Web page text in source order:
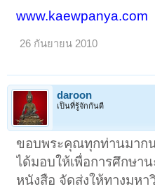
www.kaewpanya.com
26 กันยายน 2010
daroon
เป็นที่รู้จักกันดี
ขอบพระคุณทุกท่านมาก
ได้มอบให้เพื่อการศึกษา
หนังสือ จัดส่งให้ทางมหา